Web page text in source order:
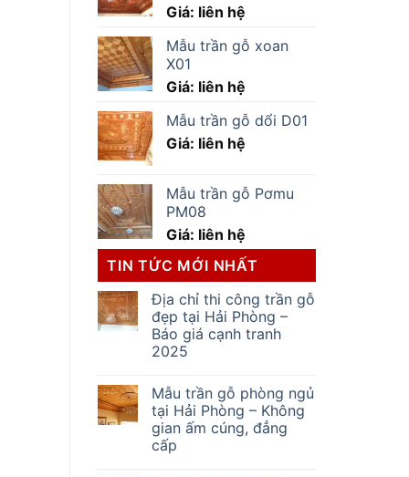
Giá: liên hệ
Mẫu trần gỗ xoan
X01
Giá: liên hệ
Mẫu trần gỗ dổi D01
Giá: liên hệ
Mẫu trần gỗ Pơmu
PM08
Giá: liên hệ
TIN TỨC MỚI NHẤT
Địa chỉ thi công trần gỗ
đẹp tại Hải Phòng –
Báo giá cạnh tranh
2025
Mẫu trần gỗ phòng ngủ
tại Hải Phòng – Không
gian ấm cúng, đẳng
cấp